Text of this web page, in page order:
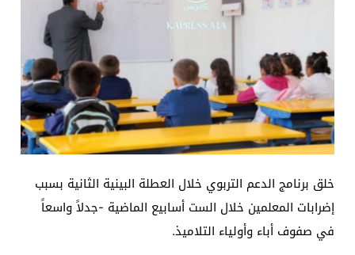
خلق برنامج الدعم التربوي خلال العطلة البينية الثانية بسبب
إضرابات المعلمين خلال الست أسابيع الماضية -جدلاً واسعاً
في صفوف أباء وأولياء التلاميذ.